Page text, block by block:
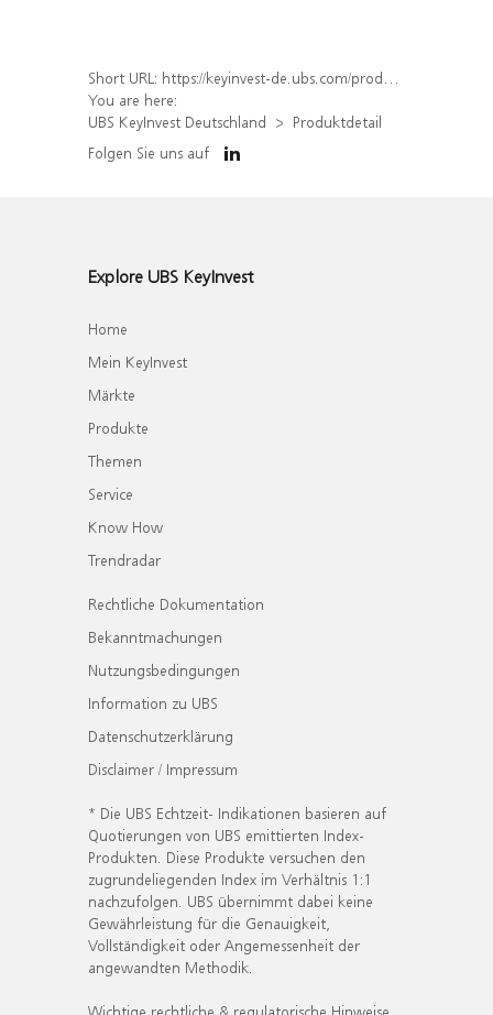
Short URL: https://keyinvest-de.ubs.com/produkt/detail/index/isin/DE000WA5ZWM6
You are here:
UBS KeyInvest Deutschland
Produktdetail
Folgen Sie uns auf
Explore UBS KeyInvest
Home
Mein KeyInvest
Märkte
Produkte
Themen
Service
Know How
Trendradar
Rechtliche Dokumentation
Bekanntmachungen
Nutzungsbedingungen
Information zu UBS
Datenschutzerklärung
Disclaimer / Impressum
* Die UBS Echtzeit- Indikationen basieren auf
Quotierungen von UBS emittierten Index-
Produkten. Diese Produkte versuchen den
zugrundeliegenden Index im Verhältnis 1:1
nachzufolgen. UBS übernimmt dabei keine
Gewährleistung für die Genauigkeit,
Vollständigkeit oder Angemessenheit der
angewandten Methodik.